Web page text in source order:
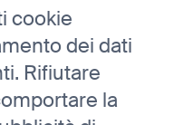
cookie
dei dati
Rifiutare
la